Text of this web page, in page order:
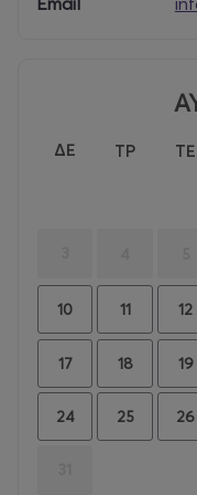
ΔΕ ΤΡ ΤΕ
10 11 12
17 18 19
24 25 26